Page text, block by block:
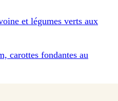
et légumes verts aux
carottes fondantes au